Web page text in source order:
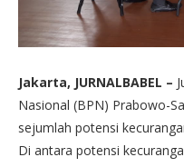
Jakarta, JURNALBABEL –
Nasional (BPN) Prabowo-
sejumlah potensi
Di antara potensi